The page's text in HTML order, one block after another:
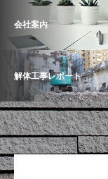
会社案内
解体工事レポート